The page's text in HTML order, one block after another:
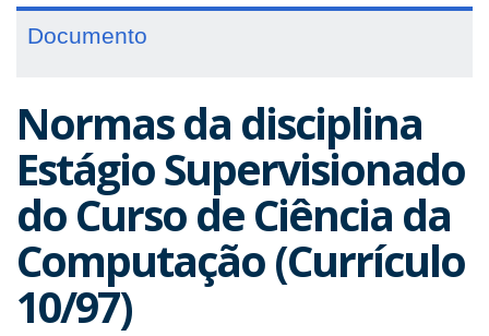
Documento
Normas da disciplina
Estágio Supervisionado
do Curso de Ciência da
Computação (Currículo
10/97)